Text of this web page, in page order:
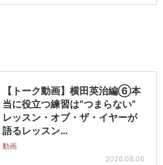
【トーク動画】横田英治編⑥本
当に役立つ練習は“つまらない”
レッスン・オブ・ザ・イヤーが
語るレッスン…
動画
2026.08.06